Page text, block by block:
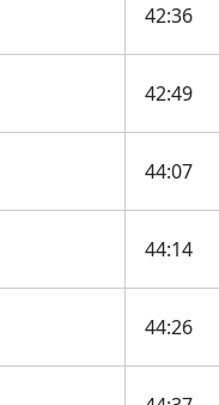
42:36
42:49
44:07
44:14
44:26